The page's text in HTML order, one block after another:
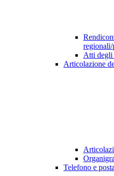
Atti degli
Articolazione
Telefono e